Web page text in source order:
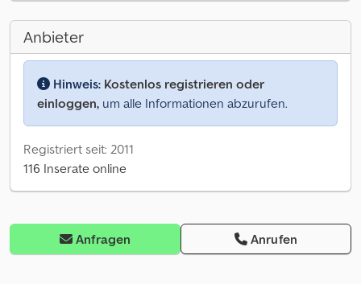
Anbieter
Hinweis: Kostenlos registrieren oder
einloggen, um alle Informationen abzurufen.
Registriert seit: 2011
116 Inserate online
Anfragen Anrufen